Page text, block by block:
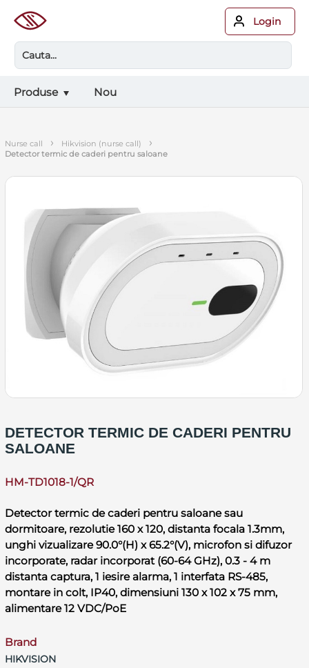
Login
Produse Nou
nurse call › hikvision (nurse call) ›
detector termic de caderi pentru saloane
DETECTOR TERMIC DE CADERI PENTRU
SALOANE
HM-TD1018-1/QR
Detector termic de caderi pentru saloane sau
dormitoare, rezolutie 160 x 120, distanta focala 1.3mm,
unghi vizualizare 90.0°(H) x 65.2°(V), microfon si difuzor
incorporate, radar incorporat (60-64 GHz), 0.3 - 4 m
distanta captura, 1 iesire alarma, 1 interfata RS-485,
montare in colt, IP40, dimensiuni 130 x 102 x 75 mm,
alimentare 12 VDC/PoE
Brand
HIKVISION